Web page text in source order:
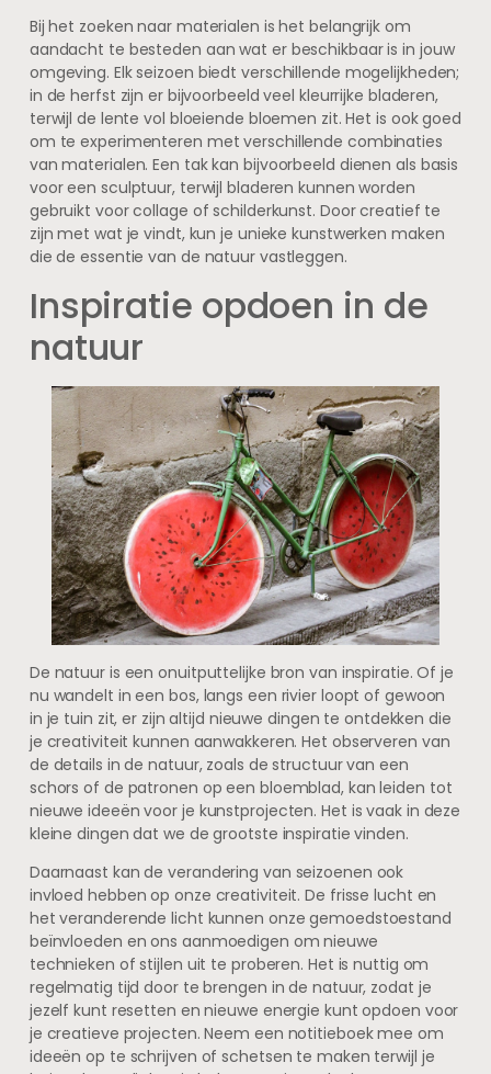
Bij het zoeken naar materialen is het belangrijk om
aandacht te besteden aan wat er beschikbaar is in jouw
omgeving. Elk seizoen biedt verschillende mogelijkheden;
in de herfst zijn er bijvoorbeeld veel kleurrijke bladeren,
terwijl de lente vol bloeiende bloemen zit. Het is ook goed
om te experimenteren met verschillende combinaties
van materialen. Een tak kan bijvoorbeeld dienen als basis
voor een sculptuur, terwijl bladeren kunnen worden
gebruikt voor collage of schilderkunst. Door creatief te
zijn met wat je vindt, kun je unieke kunstwerken maken
die de essentie van de natuur vastleggen.
Inspiratie opdoen in de
natuur
De natuur is een onuitputtelijke bron van inspiratie. Of je
nu wandelt in een bos, langs een rivier loopt of gewoon
in je tuin zit, er zijn altijd nieuwe dingen te ontdekken die
je creativiteit kunnen aanwakkeren. Het observeren van
de details in de natuur, zoals de structuur van een
schors of de patronen op een bloemblad, kan leiden tot
nieuwe ideeën voor je kunstprojecten. Het is vaak in deze
kleine dingen dat we de grootste inspiratie vinden.
Daarnaast kan de verandering van seizoenen ook
invloed hebben op onze creativiteit. De frisse lucht en
het veranderende licht kunnen onze gemoedstoestand
beïnvloeden en ons aanmoedigen om nieuwe
technieken of stijlen uit te proberen. Het is nuttig om
regelmatig tijd door te brengen in de natuur, zodat je
jezelf kunt resetten en nieuwe energie kunt opdoen voor
je creatieve projecten. Neem een notitieboek mee om
ideeën op te schrijven of schetsen te maken terwijl je